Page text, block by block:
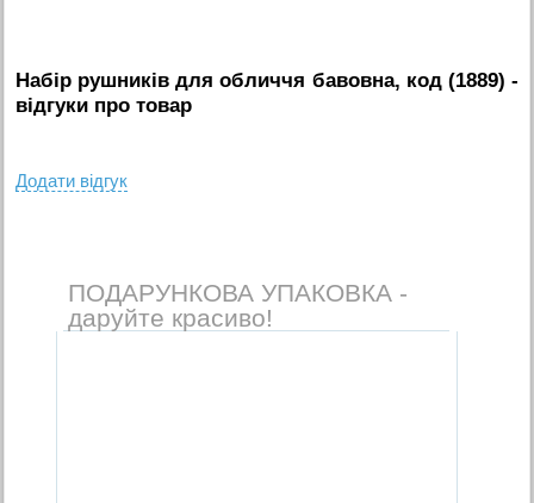
Набір рушників для обличчя бавовна, код (1889) -
вiдгуки про товар
Додати вiдгук
ПОДАРУНКОВА УПАКОВКА -
даруйте красиво!